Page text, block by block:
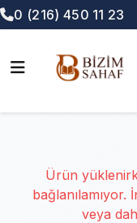
0 (216) 450 11 23
Ürün
bağlanılamıyor.
veya